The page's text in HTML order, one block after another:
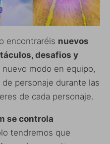
encontraréis nuevos
desafios y
nuevo modo en equipo,
personaje durante las
de cada personaje.
se controla
tendremos que